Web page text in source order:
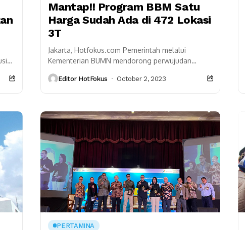
Mantap!! Program BBM Satu
Harga Sudah Ada di 472 Lokasi
3T
Jakarta, Hotfokus.com Pemerintah melalui
Kementerian BUMN mendorong perwujudan
dalam aspek ketersediaan energi lewat kebijakan
Editor HotFokus October 2, 2023
PERTAMINA